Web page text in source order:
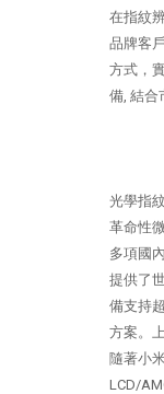
在指紋
品牌客
方式，
備, 結合
光學指
革命性
多項國
提供了
備支持
方案。
隨著小
LCD/